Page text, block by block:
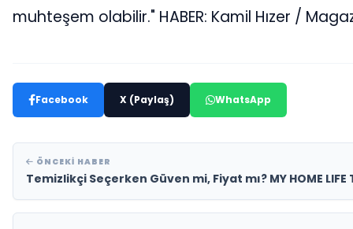
muhteşem olabilir." HABER: Kamil Hızer /
Facebook X (Paylaş) WhatsApp
ÖNCEKI HABER
Temizlikçi Seçerken Güven mi, Fiyat mı? MY HOME LIFE